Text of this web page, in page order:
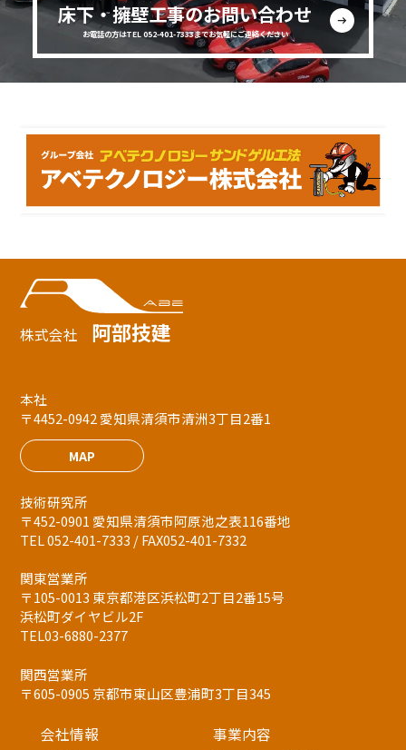
床下・擁壁工事のお問い合わせ
お電話の方はTEL 052-401-7333までお気軽にご連絡ください
株式会社 阿部技建
本社
〒4452-0942 愛知県清須市清洲3丁目2番1
MAP
技術研究所
〒452-0901 愛知県清須市阿原池之表116番地
TEL 052-401-7333 / FAX052-401-7332
関東営業所
〒105-0013 東京都港区浜松町2丁目2番15号
浜松町ダイヤビル2F
TEL03-6880-2377
関西営業所
〒605-0905 京都市東山区豊浦町3丁目345
会社情報 事業内容